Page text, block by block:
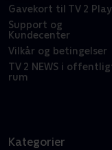
Gavekort til TV 2 Play
Support og
Kundecenter
Vilkår og betingelser
TV 2 NEWS i
rum
Kategorier